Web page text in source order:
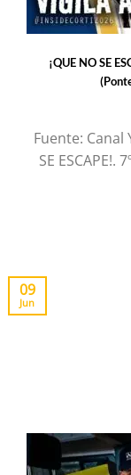
¡QUE NO SE
Fuente: Canal
SE
09
Jun